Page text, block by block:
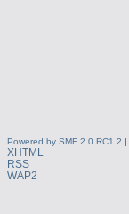
Powered by SMF 2.0 RC1.2 |
XHTML
RSS
WAP2